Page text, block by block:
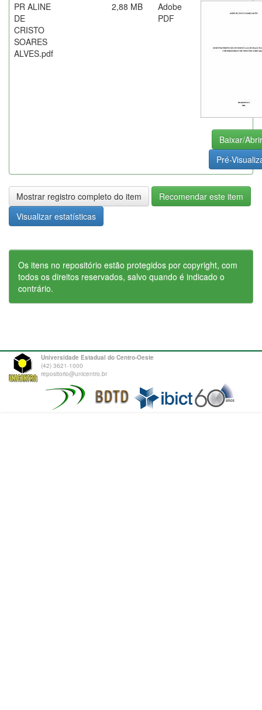
PR ALINE
DE
CRISTO
SOARES
ALVES.pdf
2,88 MB
Adobe
PDF
Baixar/Abrir
Pré-
Mostrar registro completo do item
Recomendar este item
Visualizar estatísticas
Os itens no repositório estão protegidos por copyright, com
todos os direitos reservados, salvo quando é indicado o
contrário.
Universidade Estadual do Centro-Oeste
(42) 3621-1000
repositorio@unicentro.br